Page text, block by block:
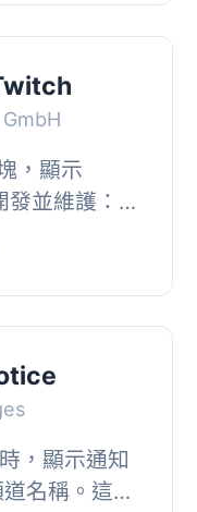
，顯示
並維護：
外掛支援
，顯示通知
名稱。這對